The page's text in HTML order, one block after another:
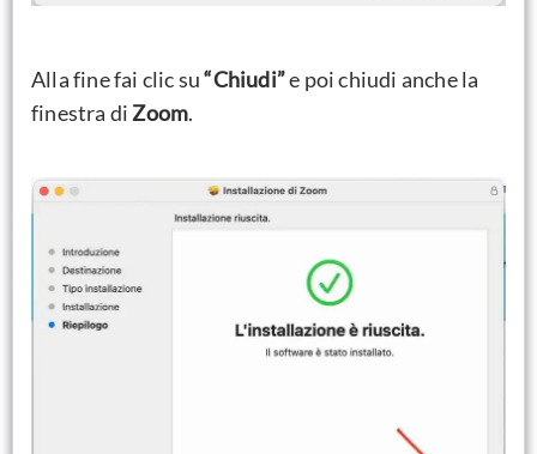
Alla fine fai clic su“Chiudi”e poi chiudi anche la
finestra di Zoom.